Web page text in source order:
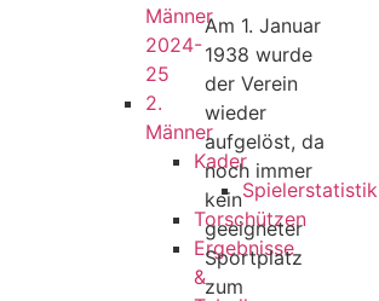
Männer
2024-
25
2.
Männer
Kader
Spielerstatistik
Torschützen
Ergebnisse
&
Am 1. Januar
1938 wurde
der Verein
wieder
aufgelöst, da
noch immer
kein
geeigneter
Sportplatz
zum